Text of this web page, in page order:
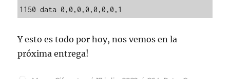
1150 data 0,0,0,0,0,0,0,1
Y esto es todo por hoy, nos vemos en la
próxima entrega!